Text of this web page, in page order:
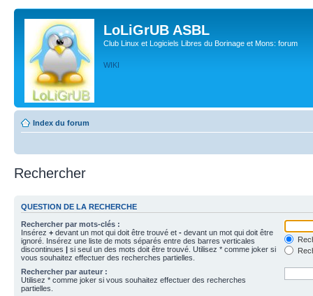
LoLiGrUB ASBL
Club Linux et Logiciels Libres du Borinage et Mons: forum
WIKI
Index du forum
Rechercher
QUESTION DE LA RECHERCHE
Rechercher par mots-clés :
Insérez + devant un mot qui doit être trouvé et - devant un mot qui doit être
ignoré. Insérez une liste de mots séparés entre des barres verticales
discontinues | si seul un des mots doit être trouvé. Utilisez * comme joker si
vous souhaitez effectuer des recherches partielles.
Rechercher par auteur :
Utilisez * comme joker si vous souhaitez effectuer des recherches
partielles.